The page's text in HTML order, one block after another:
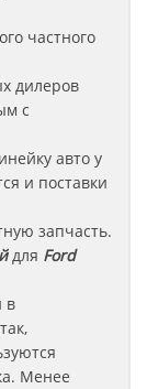
частного
дилеров
с
авто у
и поставки
запчасть.
для Ford
в
Менее